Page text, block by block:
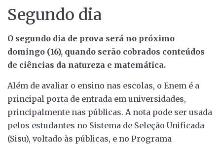
Segundo dia
O segundo dia de prova será no próximo
domingo (16), quando serão cobrados conteúdos
de ciências da natureza e matemática.
Além de avaliar o ensino nas escolas, o Enem é a
principal porta de entrada em universidades,
principalmente nas públicas. A nota pode ser usada
pelos estudantes no Sistema de Seleção Unificada
(Sisu), voltado às públicas, e no Programa